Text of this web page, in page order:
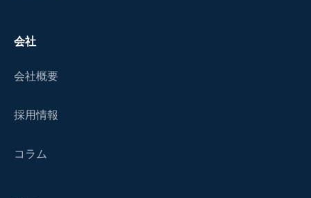
会社
会社概要
採用情報
コラム